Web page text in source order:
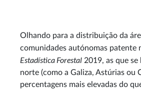
Olhando para a distribuição da
comunidades autónomas patente
Estadística Forestal 2019, as que se
norte (como a Galiza, Astúrias ou
percentagens mais elevadas do